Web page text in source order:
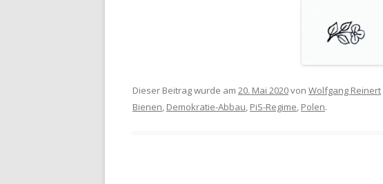
Dieser Beitrag wurde am 20. Mai 2020von Wolfgang Reinert
Bienen Demokratie-Abbau PiS-Regime Polen.